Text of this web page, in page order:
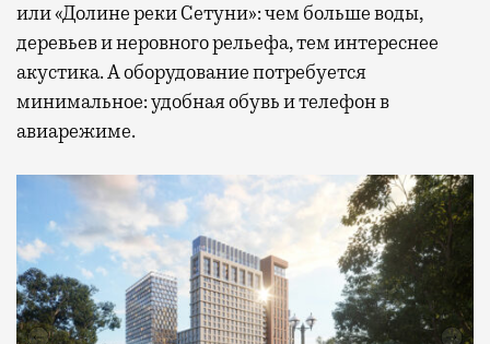
или «Долине реки Сетуни»: чем больше воды,
деревьев и неровного рельефа, тем интереснее
акустика. А оборудование потребуется
минимальное: удобная обувь и телефон в
авиарежиме.